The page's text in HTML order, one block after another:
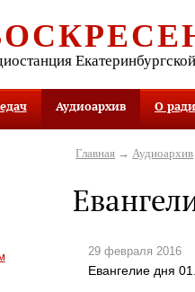
Аудиоархив О
Главная → Аудиоархив
29 февраля 2016
Евангелие дня